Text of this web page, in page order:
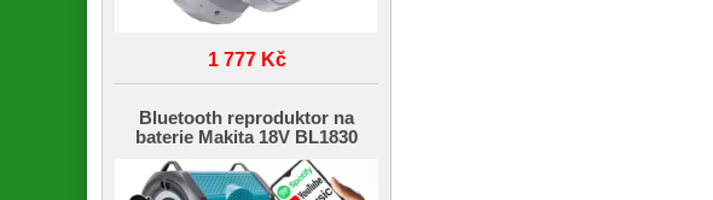
1 777 Kč
Bluetooth reproduktor na
baterie Makita 18V BL1830